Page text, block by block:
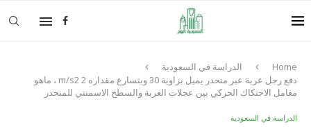
Home
الدراسة في السعودية
دفع رجل عربة عبر منحدر يميل بزاوية 30 وبتسارع مقداره 2 m/s2 ، ماهو
معامل الاحتكاك الحركي بين عجلات العربة والسطح الاسمنتي للمنحدر
الدراسة في السعودية